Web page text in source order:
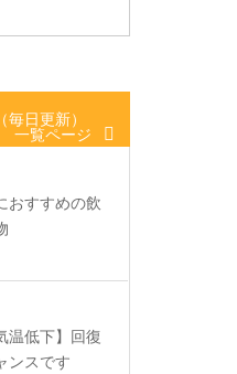
日更新）
一覧ページ
おすすめの飲
温低下】回復
ンスです